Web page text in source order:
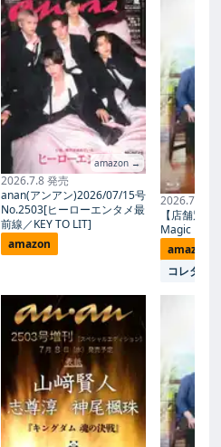
amazon →
2026.7.8 発売
anan(アンアン)2026/07/15号
No.2503[ヒーローエンタメ最
前線／KEY TO LIT]
amazon
2026.7.27
【店舗別
Magic
amazon
コレタメ